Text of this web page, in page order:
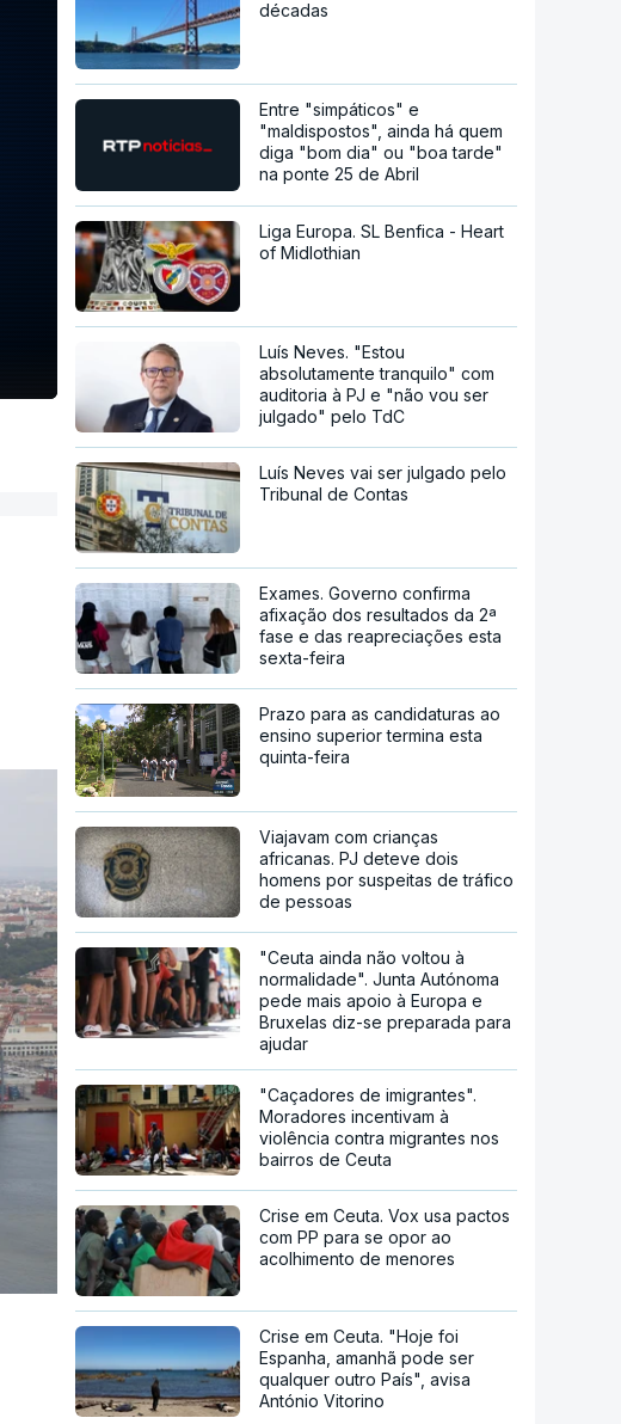
décadas
Entre "simpáticos" e
"maldispostos", ainda há quem
diga "bom dia" ou "boa tarde"
na ponte 25 de Abril
Liga Europa. SL Benfica - Heart
of Midlothian
Luís Neves. "Estou
absolutamente tranquilo" com
auditoria à PJ e "não vou ser
julgado" pelo TdC
Luís Neves vai ser julgado pelo
Tribunal de Contas
Exames. Governo confirma
afixação dos resultados da 2ª
fase e das reapreciações esta
sexta-feira
Prazo para as candidaturas ao
ensino superior termina esta
quinta-feira
Viajavam com crianças
africanas. PJ deteve dois
homens por suspeitas de tráfico
de pessoas
"Ceuta ainda não voltou à
normalidade". Junta Autónoma
pede mais apoio à Europa e
Bruxelas diz-se preparada para
ajudar
"Caçadores de imigrantes".
Moradores incentivam à
violência contra migrantes nos
bairros de Ceuta
Crise em Ceuta. Vox usa pactos
com PP para se opor ao
acolhimento de menores
Crise em Ceuta. "Hoje foi
Espanha, amanhã pode ser
qualquer outro País", avisa
António Vitorino